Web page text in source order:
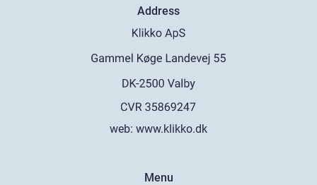
Address
web: www.klikko.dk
Menu